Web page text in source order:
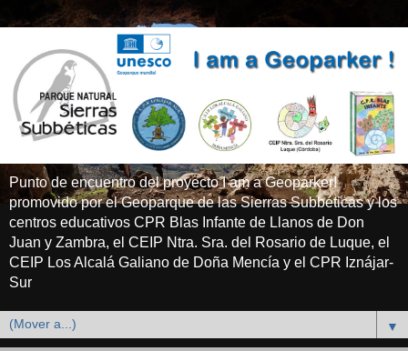
Punto de encuentro del proyecto I am a Geoparker!
promovido por el Geoparque de las Sierras Subbéticas y los
centros educativos CPR Blas Infante de Llanos de Don
Juan y Zambra, el CEIP Ntra. Sra. del Rosario de Luque, el
CEIP Los Alcalá Galiano de Doña Mencía y el CPR Iznájar-
Sur
▼